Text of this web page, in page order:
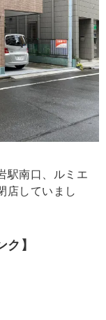
駅南口、ルミエ
店していまし
ク】